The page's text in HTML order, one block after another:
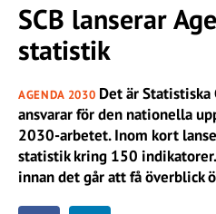
SCB lanserar
statistik
AGENDA 2030 Det är Statistiska
ansvarar för den nationella
2030-arbetet. Inom kort
statistik kring 150
innan det går att få överblick